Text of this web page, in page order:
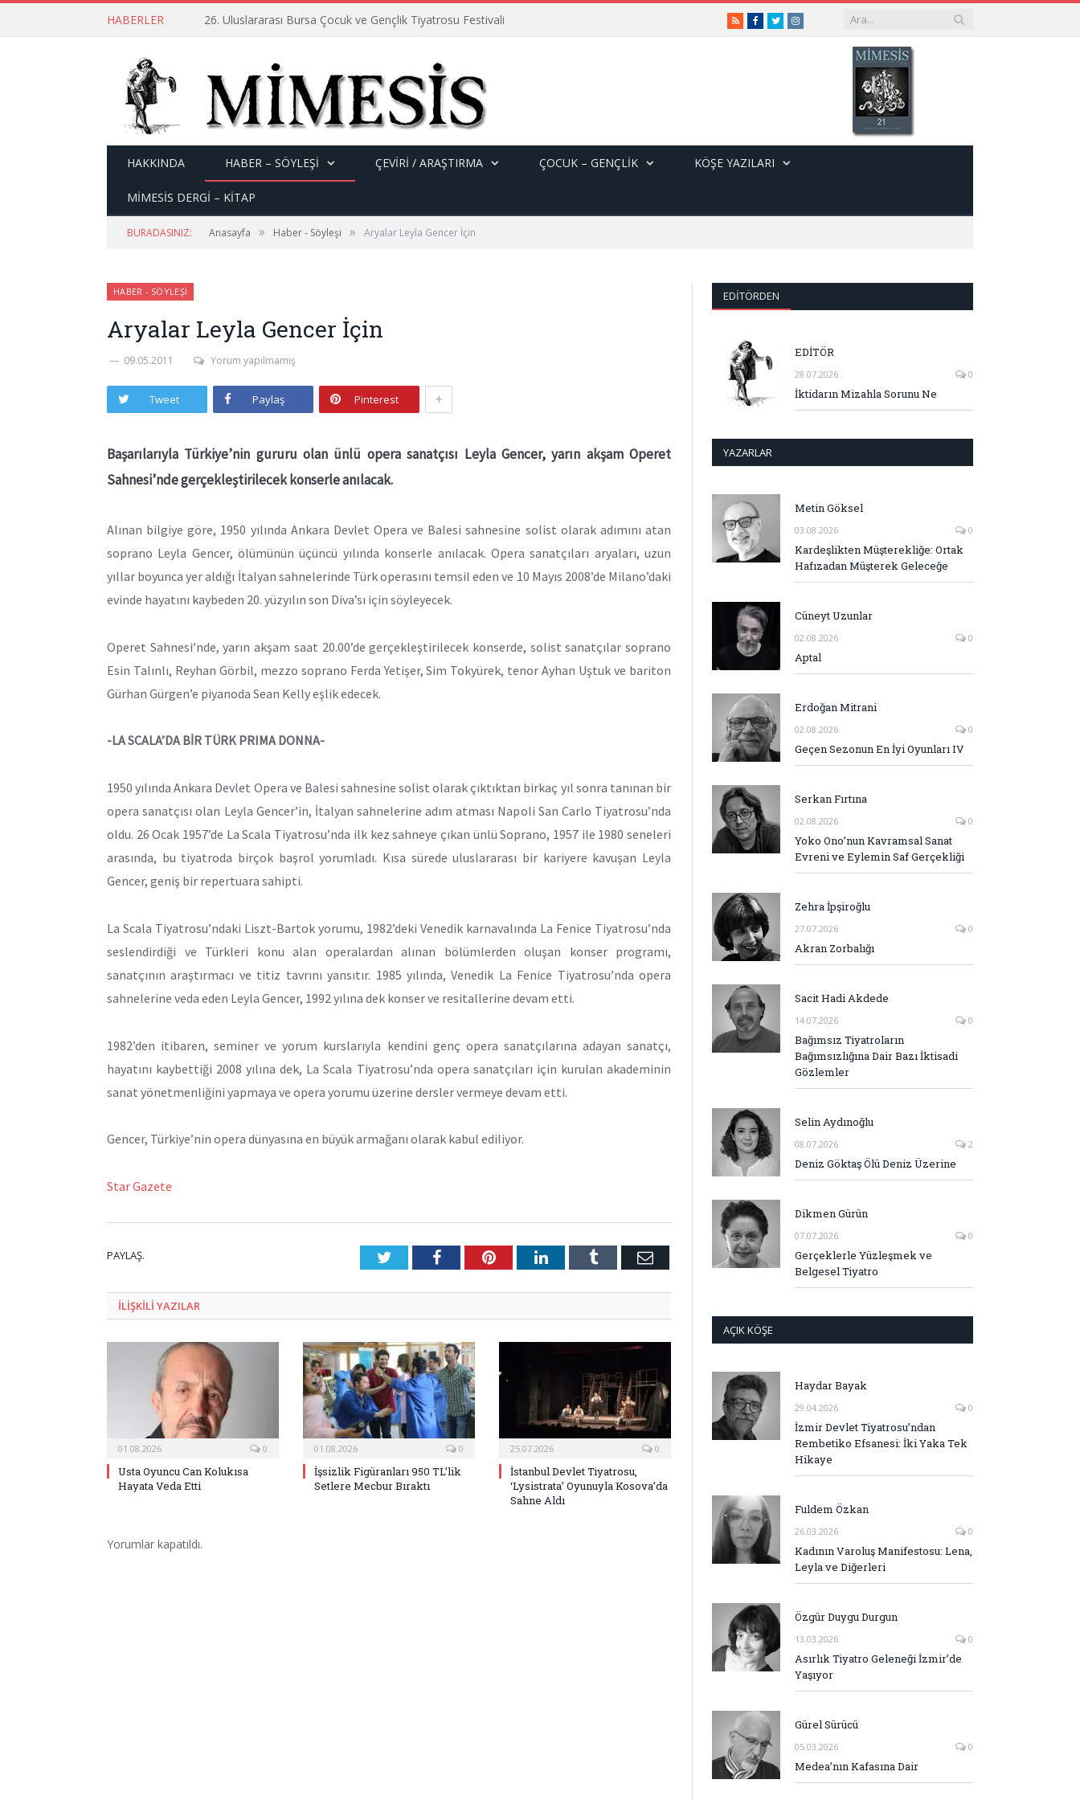
HABERLER 26. Uluslararası Bursa Çocuk ve Gençlik Tiyatrosu Festivali RSSFacebook
TwitterInstagram
HAKKINDA HABER – SÖYLEŞI ÇEVİRİ / ARAŞTIRMA ÇOCUK – GENÇLIK KÖŞE YAZILARI
MİMESİS DERGİ – KİTAP
BURADASINIZ: Anasayfa » Haber - Söyleşi » Aryalar Leyla Gencer İçin
HABER - SÖYLEŞI
Aryalar Leyla Gencer İçin
09.05.2011 Yorum yapılmamış
Tweet Paylaş Pinterest +
Başarılarıyla Türkiye’nin gururu olan ünlü opera sanatçısı Leyla Gencer, yarın akşam Operet
Sahnesi’nde gerçekleştirilecek konserle anılacak.
Alınan bilgiye göre, 1950 yılında Ankara Devlet Opera ve Balesi sahnesine solist olarak adımını atan
soprano Leyla Gencer, ölümünün üçüncü yılında konserle anılacak. Opera sanatçıları aryaları, uzun
yıllar boyunca yer aldığı İtalyan sahnelerinde Türk operasını temsil eden ve 10 Mayıs 2008’de Milano’daki
evinde hayatını kaybeden 20. yüzyılın son Diva’sı için söyleyecek.
Operet Sahnesi’nde, yarın akşam saat 20.00’de gerçekleştirilecek konserde, solist sanatçılar soprano
Esin Talınlı, Reyhan Görbil, mezzo soprano Ferda Yetişer, Sim Tokyürek, tenor Ayhan Uştuk ve bariton
Gürhan Gürgen’e piyanoda Sean Kelly eşlik edecek.
-LA SCALA’DA BİR TÜRK PRIMA DONNA-
1950 yılında Ankara Devlet Opera ve Balesi sahnesine solist olarak çıktıktan birkaç yıl sonra tanınan bir
opera sanatçısı olan Leyla Gencer’in, İtalyan sahnelerine adım atması Napoli San Carlo Tiyatrosu’nda
oldu. 26 Ocak 1957’de La Scala Tiyatrosu’nda ilk kez sahneye çıkan ünlü Soprano, 1957 ile 1980 seneleri
arasında, bu tiyatroda birçok başrol yorumladı. Kısa sürede uluslararası bir kariyere kavuşan Leyla
Gencer, geniş bir repertuara sahipti.
La Scala Tiyatrosu’ndaki Liszt-Bartok yorumu, 1982’deki Venedik karnavalında La Fenice Tiyatrosu’nda
seslendirdiği ve Türkleri konu alan operalardan alınan bölümlerden oluşan konser programı,
sanatçının araştırmacı ve titiz tavrını yansıtır. 1985 yılında, Venedik La Fenice Tiyatrosu’nda opera
sahnelerine veda eden Leyla Gencer, 1992 yılına dek konser ve resitallerine devam etti.
1982’den itibaren, seminer ve yorum kurslarıyla kendini genç opera sanatçılarına adayan sanatçı,
hayatını kaybettiği 2008 yılına dek, La Scala Tiyatrosu’nda opera sanatçıları için kurulan akademinin
sanat yönetmenliğini yapmaya ve opera yorumu üzerine dersler vermeye devam etti.
Gencer, Türkiye’nin opera dünyasına en büyük armağanı olarak kabul ediliyor.
Star Gazete
PAYLAŞ. TwitterFacebookPinterestLinkedInTumblr E-
ILIŞKILI YAZILAR
01.08.2026 0
Usta Oyuncu Can Kolukısa
Hayata Veda Etti
01.08.2026 0
İşsizlik Figüranları 950 TL’lik
Setlere Mecbur Bıraktı
25.07.2026 0
İstanbul Devlet Tiyatrosu,
‘Lysistrata’ Oyunuyla Kosova’da
Sahne Aldı
Yorumlar kapatıldı.
EDITÖRDEN
EDİTÖR
28.07.2026 0
İktidarın Mizahla Sorunu Ne
YAZARLAR
Metin Göksel
03.08.2026 0
Kardeşlikten Müşterekliğe: Ortak
Hafızadan Müşterek Geleceğe
Cüneyt Uzunlar
02.08.2026 0
Aptal
Erdoğan Mitrani
02.08.2026 0
Geçen Sezonun En İyi Oyunları IV
Serkan Fırtına
02.08.2026 0
Yoko Ono’nun Kavramsal Sanat
Evreni ve Eylemin Saf Gerçekliği
Zehra İpşiroğlu
27.07.2026 0
Akran Zorbalığı
Sacit Hadi Akdede
14.07.2026 0
Bağımsız Tiyatroların
Bağımsızlığına Dair Bazı İktisadi
Gözlemler
Selin Aydınoğlu
08.07.2026 2
Deniz Göktaş Ölü Deniz Üzerine
Dikmen Gürün
07.07.2026 0
Gerçeklerle Yüzleşmek ve
Belgesel Tiyatro
AÇIK KÖŞE
Haydar Bayak
29.04.2026 0
İzmir Devlet Tiyatrosu’ndan
Rembetiko Efsanesi: İki Yaka Tek
Hikaye
Fuldem Özkan
26.03.2026 0
Kadının Varoluş Manifestosu: Lena,
Leyla ve Diğerleri
Özgür Duygu Durgun
13.03.2026 0
Asırlık Tiyatro Geleneği İzmir’de
Yaşıyor
Gürel Sürücü
05.03.2026 0
Medea’nın Kafasına Dair